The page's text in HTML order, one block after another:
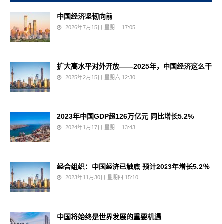
中国经济坚韧向前
2026年7月15日 星期三 17:05
扩大高水平对外开放——2025年，中国经济这么干
2025年2月15日 星期六 12:30
2023年中国GDP超126万亿元 同比增长5.2%
2024年1月17日 星期三 13:43
经合组织：中国经济已触底 预计2023年增长5.2％
2023年11月30日 星期四 15:10
中国将始终是世界发展的重要机遇